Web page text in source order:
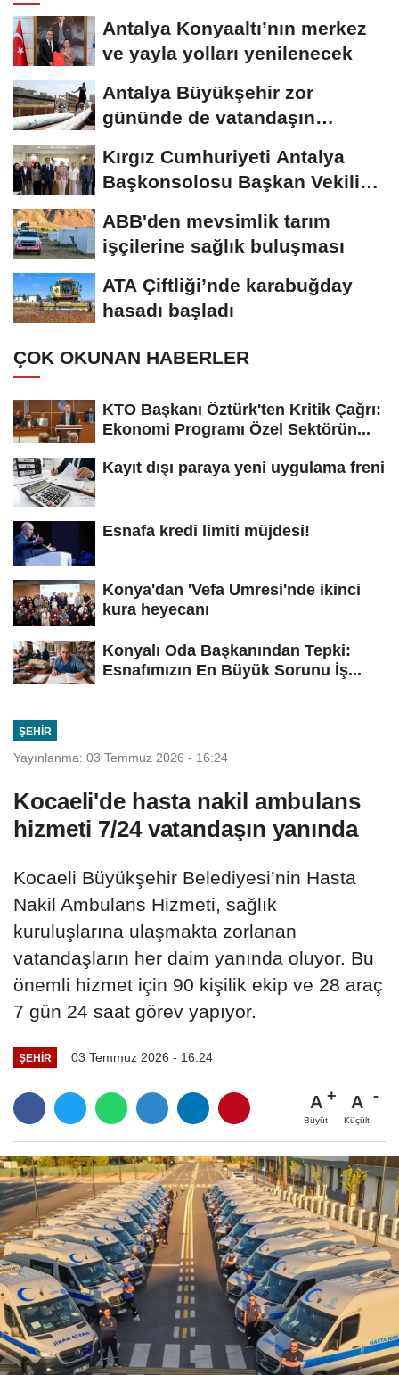
Antalya Konyaaltı’nın merkez
ve yayla yolları yenilenecek
Antalya Büyükşehir zor
gününde de vatandaşın
Kırgız Cumhuriyeti Antalya
Başkonsolosu Başkan Vekili
ABB'den mevsimlik tarım
işçilerine sağlık buluşması
ATA Çiftliği’nde karabuğday
hasadı başladı
ÇOK OKUNAN HABERLER
KTO Başkanı Öztürk'ten Kritik Çağrı:
Ekonomi Programı Özel Sektörün...
Kayıt dışı paraya yeni uygulama freni
Esnafa kredi limiti müjdesi!
Konya'dan 'Vefa Umresi'nde ikinci
kura heyecanı
Konyalı Oda Başkanından Tepki:
Esnafımızın En Büyük Sorunu İş...
ŞEHIR
Yayınlanma: 03 Temmuz 2026 - 16:24
Kocaeli'de hasta nakil ambulans
hizmeti 7/24 vatandaşın yanında
Kocaeli Büyükşehir Belediyesi’nin Hasta
Nakil Ambulans Hizmeti, sağlık
kuruluşlarına ulaşmakta zorlanan
vatandaşların her daim yanında oluyor. Bu
önemli hizmet için 90 kişilik ekip ve 28 araç
7 gün 24 saat görev yapıyor.
ŞEHIR 03 Temmuz 2026 - 16:24
A
Büyüt
A
Küçült